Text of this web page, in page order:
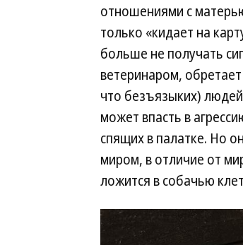
отношениями с
только «кидает на
больше не получать
ветеринаром,
что безъязыких)
может впасть в
спящих в палатке. Но
миром, в отличие от
ложится в собачью